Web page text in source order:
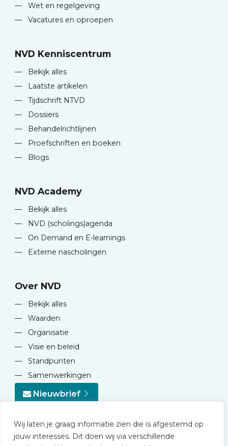
Wij laten je graag informatie zien die is afgestemd op
jouw interesses. Dit doen wij via verschillende
—
Wet en regelgeving
—
Vacatures en oproepen
NVD Kenniscentrum
—
Bekijk alles
—
Laatste artikelen
—
Tijdschrift NTVD
—
Dossiers
—
Behandelrichtlijnen
—
Proefschriften en boeken
—
Blogs
NVD Academy
—
Bekijk alles
—
NVD (scholings)agenda
—
On Demand en E-learnings
—
Externe nascholingen
Over NVD
—
Bekijk alles
—
Waarden
—
Organisatie
—
Visie en beleid
—
Standpunten
—
Samenwerkingen
Nieuwbrief